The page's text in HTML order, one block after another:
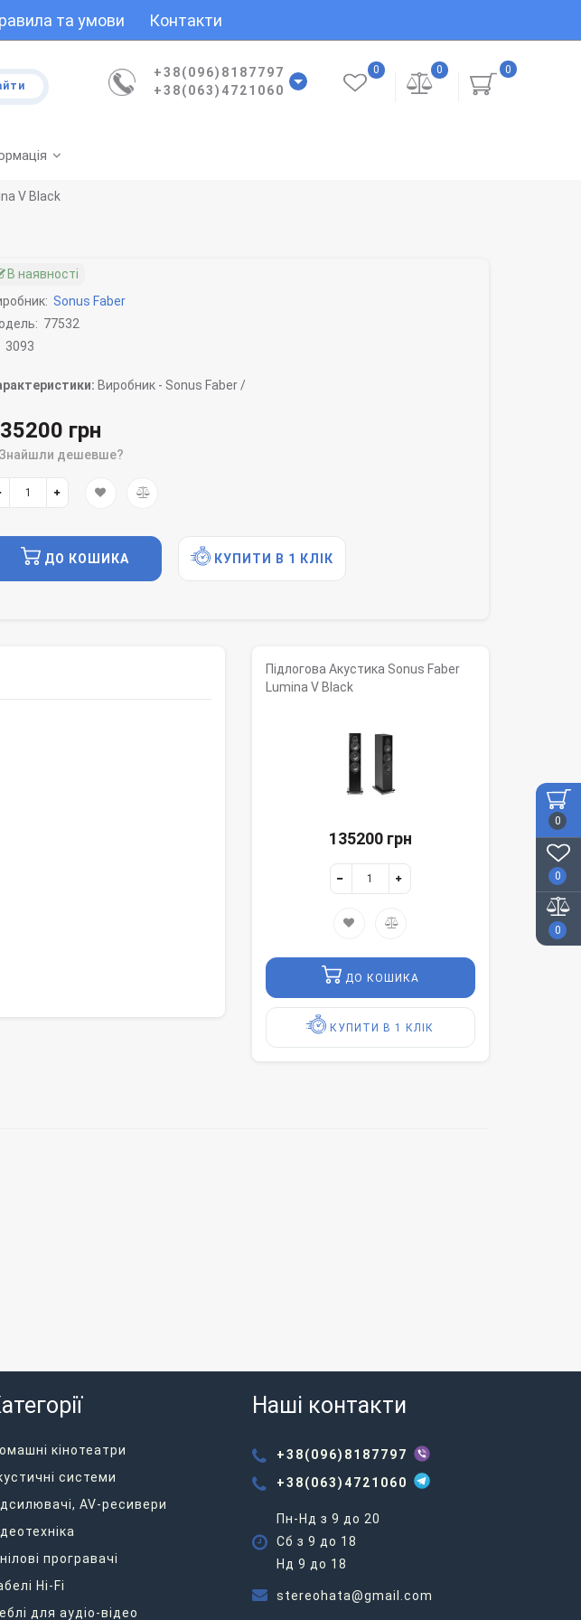
0
0
0
та умови Контакти
+38(096)8187797
+38(063)4721060
0
0
0
V Black
В наявності
Sonus Faber
77532
3093
Виробник - Sonus Faber /
грн
дешевше?
ДО КОШИКА КУПИТИ В 1 КЛІК
Підлогова Акустика Sonus Faber
Lumina V Black
135200 грн
ДО КОШИКА
КУПИТИ В 1 КЛІК
кінотеатри
системи
AV-ресивери
програвачі
Hi-Fi
для аудіо-відео
Наші контакти
+38(096)8187797
+38(063)4721060
Пн-Нд з 9 до 20
Сб з 9 до 18
Нд 9 до 18
stereohata@gmail.com